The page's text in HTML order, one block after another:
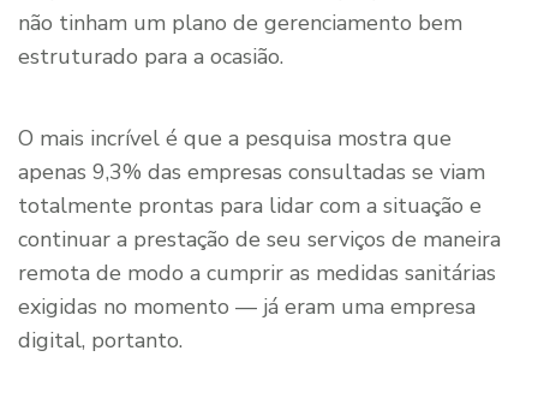
não tinham um plano de gerenciamento bem
estruturado para a ocasião.
O mais incrível é que a pesquisa mostra que
apenas 9,3% das empresas consultadas se viam
totalmente prontas para lidar com a situação e
continuar a prestação de seu serviços de maneira
remota de modo a cumprir as medidas sanitárias
exigidas no momento — já eram uma empresa
digital, portanto.